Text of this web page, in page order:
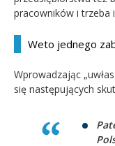
pracowników i trzeba
Weto jednego
Wprowadzając
się następujących